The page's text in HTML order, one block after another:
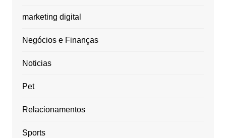
marketing digital
Negócios e Finanças
Noticias
Pet
Relacionamentos
Sports